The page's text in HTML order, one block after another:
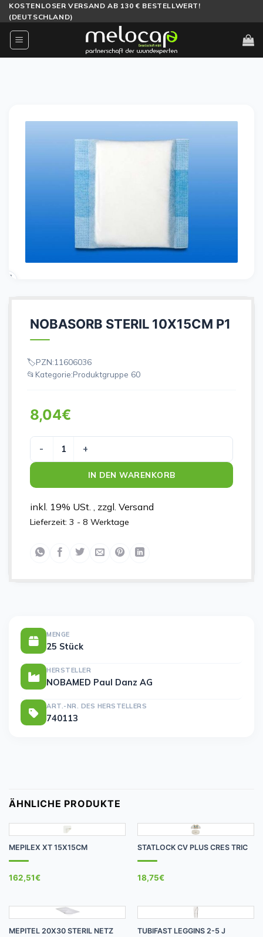
Zum
Inhalt
springen
KOSTENLOSER VERSAND AB 130 € BESTELLWERT!
(DEUTSCHLAND)
NOBASORB STERIL 10X15CM P1
PZN:11606036
Kategorie:Produktgruppe 60
8,04€
NOBASORB STERIL 10X15CM P1 Menge
IN DEN WARENKORB
inkl. 19% USt. , zzgl. Versand
Lieferzeit: 3 - 8 Werktage
MENGE
25 Stück
HERSTELLER
NOBAMED Paul Danz AG
ART.-NR. DES HERSTELLERS
740113
ÄHNLICHE PRODUKTE
MEPILEX XT 15X15CM
162,51€
STATLOCK CV PLUS CRES TRIC
18,75€
MEPITEL 20X30 STERIL NETZ TUBIFAST LEGGINS 2-5 J